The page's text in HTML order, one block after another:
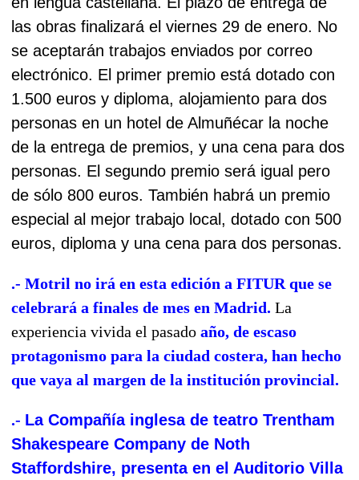
las obras finalizará el viernes 29 de enero. No
se aceptarán trabajos enviados por correo
electrónico. El primer premio está dotado con
1.500 euros y diploma, alojamiento para dos
personas en un hotel de Almuñécar la noche
de la entrega de premios, y una cena para dos
personas. El segundo premio será igual pero
de sólo 800 euros. También habrá un premio
especial al mejor trabajo local, dotado con 500
euros, diploma y una cena para dos personas.
.- Motril no irá en esta edición a FITUR que se
celebrará a finales de mes en Madrid. La
experiencia vivida el pasado año, de escaso
protagonismo para la ciudad costera, han hecho
que vaya al margen de la institución provincial.
.- La Compañía inglesa de teatro Trentham
Shakespeare Company de Noth
Staffordshire, presenta en el Auditorio Villa